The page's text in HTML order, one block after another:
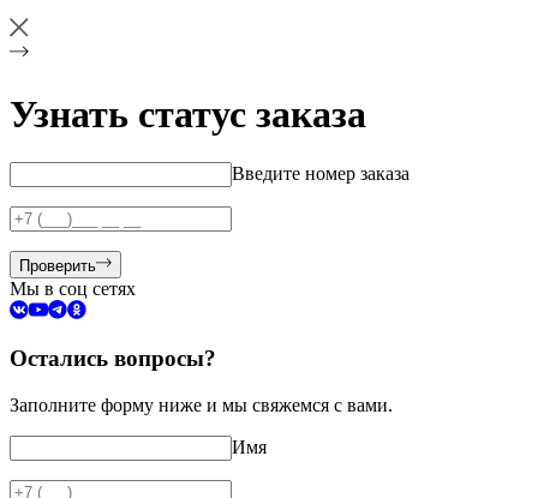
Узнать статус заказа
Введите номер заказа
Проверить
Мы в соц сетях
Остались вопросы?
Заполните форму ниже и мы свяжемся с вами.
Имя